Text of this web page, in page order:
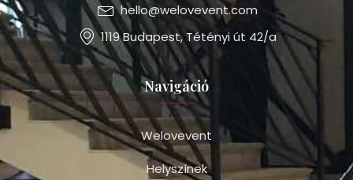
hello@welovevent.com
1119 Budapest, Tétényi út 42/a
Navigáció
Welovevent
Helyszínek